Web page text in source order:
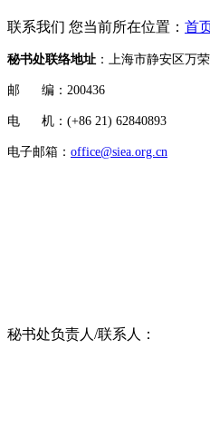
联系我们 您当前所在位置： 首
秘书处联络地址 ：上海市静安区万
邮 编：200436
电 机：(+86 21) 62840893
电子邮箱： office@siea.org.cn
秘书处负责人/联系人：